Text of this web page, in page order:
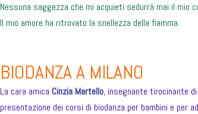
Nessuna saggezza che mi acquieti sedurrà mai il mio
Il mio amore ha ritrovato la snellezza della fiamma.
BIODANZA A MILANO
La cara amica Cinzia Martello, insegnante tirocinante
presentazione dei corsi di biodanza per bambini e per